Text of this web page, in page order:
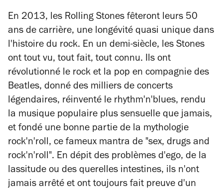
En 2013, les Rolling Stones fêteront leurs 50
ans de carrière, une longévité quasi unique dans
l'histoire du rock. En un demi-siècle, les Stones
ont tout vu, tout fait, tout connu. Ils ont
révolutionné le rock et la pop en compagnie des
Beatles, donné des milliers de concerts
légendaires, réinventé le rhythm'n'blues, rendu
la musique populaire plus sensuelle que jamais,
et fondé une bonne partie de la mythologie
rock'n'roll, ce fameux mantra de "sex, drugs and
rock'n'roll". En dépit des problèmes d'ego, de la
lassitude ou des querelles intestines, ils n'ont
jamais arrêté et ont toujours fait preuve d'un